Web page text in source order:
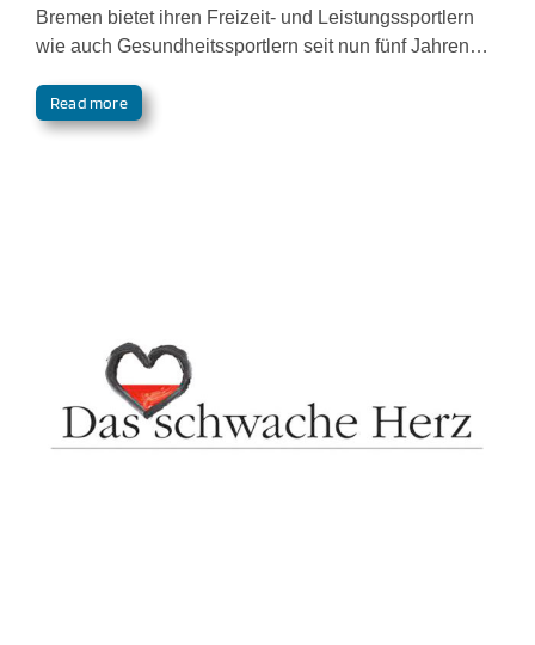
Bremen bietet ihren Freizeit- und Leistungssportlern
wie auch Gesundheitssportlern seit nun fünf Jahren…
Read more